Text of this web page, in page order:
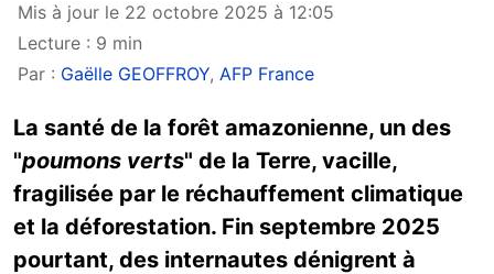
Mis à jour le 22 octobre 2025 à 12:05
Lecture : 9 min
Par : Gaëlle GEOFFROY, AFP France
La santé de la forêt amazonienne, un des
"poumons verts" de la Terre, vacille,
fragilisée par le réchauffement climatique
et la déforestation. Fin septembre 2025
pourtant, des internautes dénigrent à